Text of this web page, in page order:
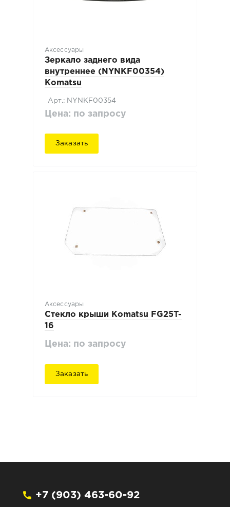
Аксессуары
Зеркало заднего вида
внутреннее (NYNKF00354)
Komatsu
Арт.: NYNKF00354
Цена: по запросу
Заказать
Аксессуары
Стекло крыши Komatsu FG25T-
16
Цена: по запросу
Заказать
+7 (903) 463-60-92